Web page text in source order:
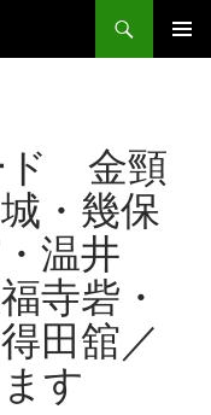
ド 金頸
・幾保
温井
寺砦・
田舘／
す